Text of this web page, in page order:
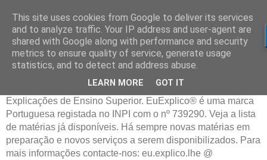
Explicações de Ensino Superior. EuExplico® é uma marca
Portuguesa registada no INPI com o nº 739290. Veja a lista
de matérias já disponíveis. Há sempre novas matérias em
preparação e novos serviços a serem disponibilizados. Para
mais informações contacte-nos: eu.explico.lhe @
This site uses cookies from Google to deliver its services
and to analyze traffic. Your IP address and user-agent are
shared with Google along with performance and security
metrics to ensure quality of service, generate usage
statistics, and to detect and address abuse.
LEARN MORE GOT IT